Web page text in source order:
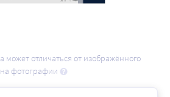
может отличаться от изображённого
на фотографии